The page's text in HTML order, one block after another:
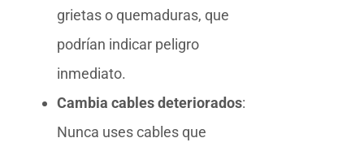
grietas o quemaduras, que
podrían indicar peligro
inmediato.
Cambia cables deteriorados:
Nunca uses cables que